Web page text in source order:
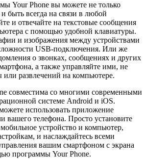
Your Phone вы можете не только
быть всегда на связи в любой
и отвечайте на текстовые сообщения
с помощью удобной клавиатуры.
и изображения между устройствами
USB-подключения. Или же
о звонках, сообщениях и других
а также управляйте ими, не
или развлечений на компьютере.
совместима со многими современными
системе Android и iOS.
использовать приложение
вашего телефона. Просто установите
устройство и компьютер,
и наслаждайтесь всеми
вашим смартфоном с экрана
программы Your Phone.